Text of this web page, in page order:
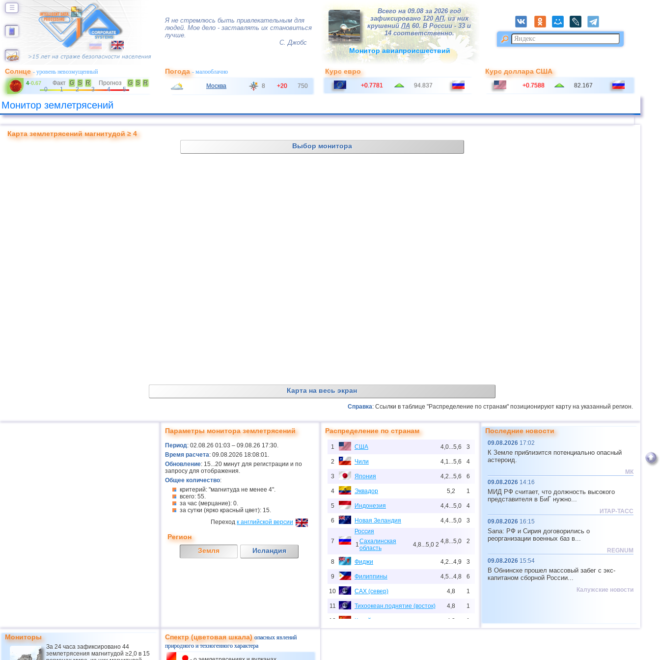
☰
Я не стремлюсь быть привлекательным для
людей. Мое дело - заставлять их становиться
лучше.
С. Джобс
Всего на 09.08 за 2026 год
зафиксировано 120 АП, из них
крушенийЛА 60. В России - 33 и
14 соответственно.
Монитор авиапроисшествий
Солнце- уровень невозмущенный
4-0.67 Факт G S R Прогноз G S
R
0
1 2 3 4 5
Погода- малооблачно
Москва 8 +20 750
Курс евро
+0.7781 94.837
Курс доллара США
+0.7588 82.167
Монитор землетрясений
Карта землетрясений магнитудой ≥ 4
Выбор монитора
Карта на весь экран
Справка: Ссылки в таблице "Распределение по странам" позиционируют карту на указанный регион.
Параметры монитора землетрясений
Период: 02.08.26 01:03 – 09.08.26 17:30.
Время расчета: 09.08.2026 18:08:01.
Обновление: 15...20 минут для регистрации и по
запросу для отображения.
Общее количество:
критерий: "магнитуда не менее 4".
всего: 55.
за час (мерцание): 0.
за сутки (ярко красный цвет): 15.
Переход к английской версии
Регион
Земля
Исландия
Распределение по странам
1 США 4,0...5,6 3
2 Чили 4,1...5,6 4
3 Япония 4,2...5,6 6
4 Эквадор 5,2 1
5 Индонезия 4,4...5,0 4
6 Новая Зеландия 4,4...5,0 3
7
Россия
1Сахалинская
область
4,8...5,0 2 4,8...5,0 2
8 Фиджи 4,2...4,9 3
9 Филиппины 4,5...4,8 6
10 САХ (север) 4,8 1
11 Тихоокеан.поднятие (восток) 4,8 1
12 Китай 4,8 1
Последние новости
09.08.2026 17:02
К Земле приблизится потенциально опасный
астероид.
МК
09.08.2026 14:16
МИД РФ считает, что должность высокого
представителя в БиГ нужно...
ИТАР-ТАСС
09.08.2026 16:15
Sana: РФ и Сирия договорились о
реорганизации военных баз в...
REGNUM
09.08.2026 15:54
В Обнинске прошел массовый забег с экс-
капитаном сборной России...
Калужские новости
Мониторы
За 24 часа зафиксировано 44
землетрясения магнитудой ≥2,0 в 15
Спектр (цветовая шкала)опасных явлений
природного и техногенного характера